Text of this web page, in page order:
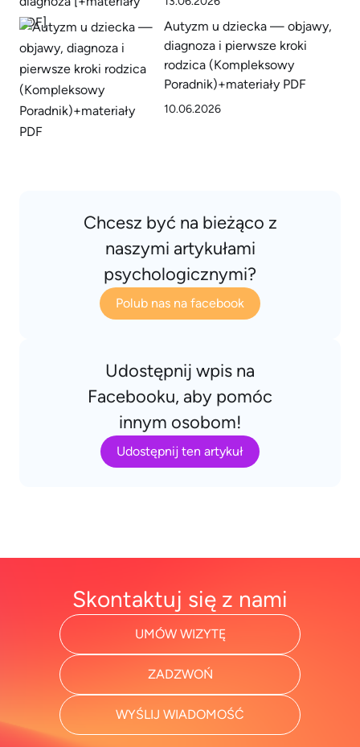
Autyzm u dziecka — objawy,
diagnoza i pierwsze kroki
rodzica (Kompleksowy
Poradnik)+materiały PDF
10.06.2026
Chcesz być na bieżąco z
naszymi artykułami
psychologicznymi?
Polub nas na facebook
Udostępnij wpis na
Facebooku, aby pomóc
innym osobom!
Udostępnij ten artykuł
Skontaktuj się z nami
UMÓW WIZYTĘ
ZADZWOŃ
WYŚLIJ WIADOMOŚĆ